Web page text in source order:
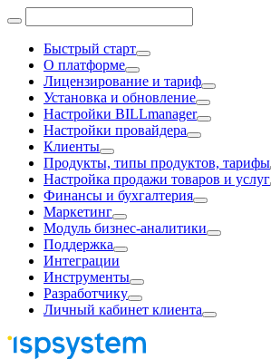
Быстрый старт
О платформе
Лицензирование и тариф
Установка и обновление
Настройки BILLmanager
Настройки провайдера
Клиенты
Продукты, типы продуктов, тарифы
Настройка продажи товаров и услуг
Финансы и бухгалтерия
Маркетинг
Модуль бизнес-аналитики
Поддержка
Интеграции
Инструменты
Разработчику
Личный кабинет клиента